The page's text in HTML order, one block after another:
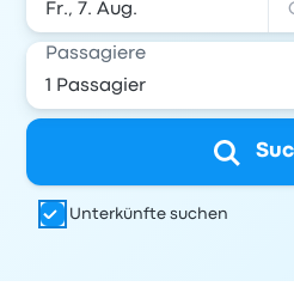
Passagiere
Unterkünfte suchen